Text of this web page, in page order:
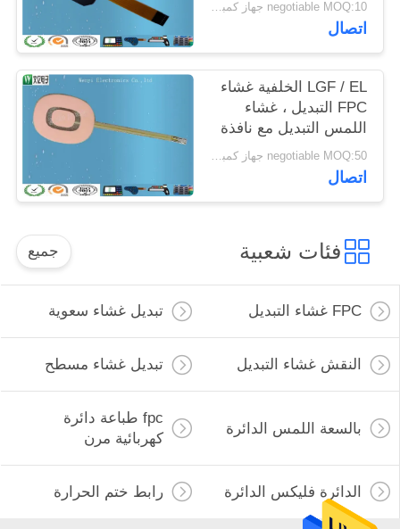
negotiable MOQ:10 جهاز كمبيوتر شخصى / الكثير
اتصال
LGF / EL الخلفية غشاء
FPC التبديل ، غشاء
اللمس التبديل مع نافذة
اللون
negotiable MOQ:50 جهاز كمبيوتر شخصى / الكثير
اتصال
فئات شعبية جميع
FPC غشاء التبديل تبديل غشاء سعوية
النقش غشاء التبديل تبديل غشاء مسطح
بالسعة اللمس الدائرة
fpc طباعة دائرة
كهربائية مرن
الدائرة فليكس الدائرة رابط ختم الحرارة